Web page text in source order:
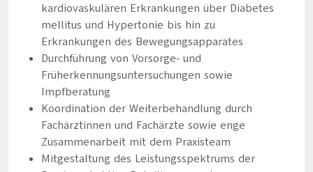
kardiovaskulären Erkrankungen über Diabetes
mellitus und Hypertonie bis hin zu
Erkrankungen des Bewegungsapparates
Durchführung von Vorsorge- und
Früherkennungsuntersuchungen sowie
Impfberatung
Koordination der Weiterbehandlung durch
Fachärztinnen und Fachärzte sowie enge
Zusammenarbeit mit dem Praxisteam
Mitgestaltung des Leistungsspektrums der